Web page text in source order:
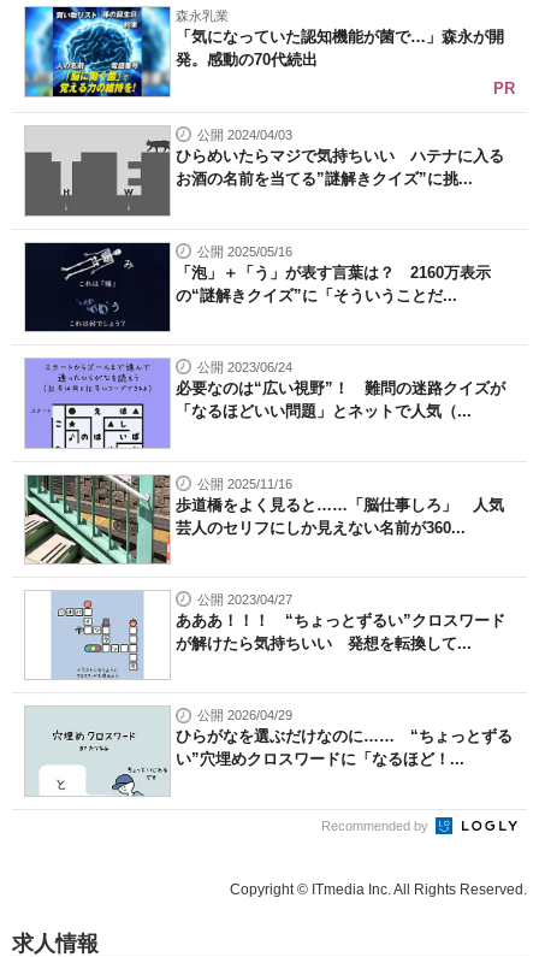
森永乳業
「気になっていた認知機能が菌で…」森永が開
発。感動の70代続出
PR
公開 2024/04/03
ひらめいたらマジで気持ちいい ハテナに入る
お酒の名前を当てる”謎解きクイズ”に挑...
公開 2025/05/16
「泡」＋「う」が表す言葉は？ 2160万表示
の“謎解きクイズ”に「そういうことだ...
公開 2023/06/24
必要なのは“広い視野”！ 難問の迷路クイズが
「なるほどいい問題」とネットで人気（...
公開 2025/11/16
歩道橋をよく見ると……「脳仕事しろ」 人気
芸人のセリフにしか見えない名前が360...
公開 2023/04/27
あああ！！！ “ちょっとずるい”クロスワード
が解けたら気持ちいい 発想を転換して...
公開 2026/04/29
ひらがなを選ぶだけなのに…… “ちょっとずる
い”穴埋めクロスワードに「なるほど！...
Recommended by
Copyright © ITmedia Inc. All Rights Reserved.
求人情報